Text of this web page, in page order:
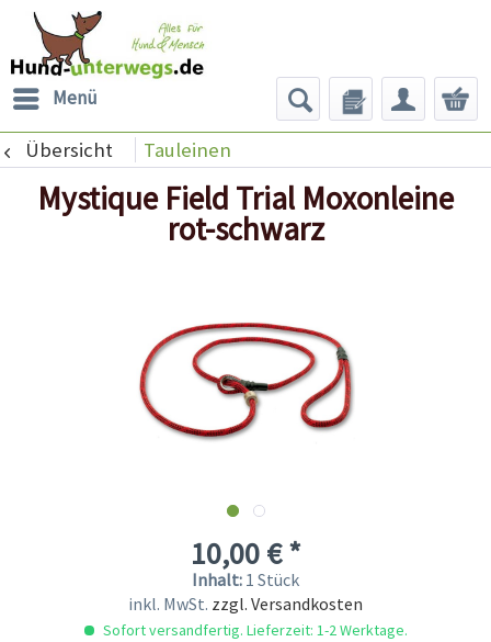
Menü
Übersicht Tauleinen
Mystique Field Trial Moxonleine
rot-schwarz
10,00 € *
Inhalt: 1 Stück
inkl. MwSt. zzgl. Versandkosten
Sofort versandfertig. Lieferzeit: 1-2 Werktage.